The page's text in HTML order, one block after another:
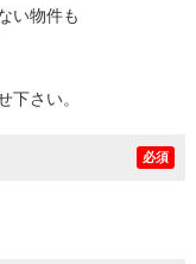
い物件も
下さい。
必須